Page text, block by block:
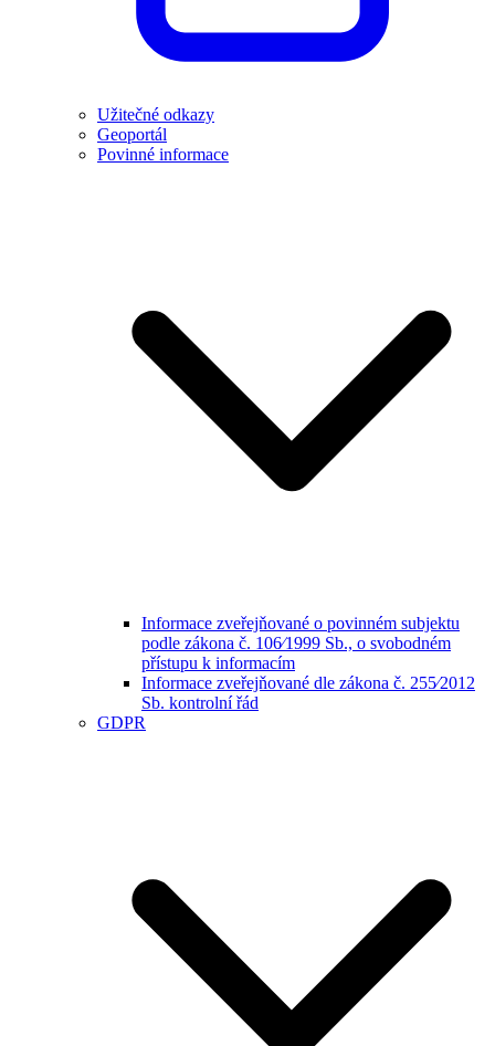
Užitečné odkazy
Geoportál
Povinné informace
Informace zveřejňované o povinném subjektu
podle zákona č. 106⁄1999 Sb., o svobodném
přístupu k informacím
Informace zveřejňované dle zákona č. 255⁄2012
Sb. kontrolní řád
GDPR